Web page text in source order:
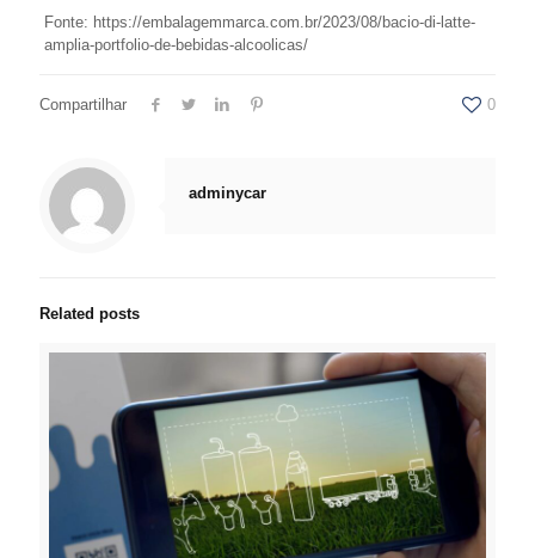
Fonte: https://embalagemmarca.com.br/2023/08/bacio-di-latte-
amplia-portfolio-de-bebidas-alcoolicas/
Compartilhar 0
adminycar
Related posts